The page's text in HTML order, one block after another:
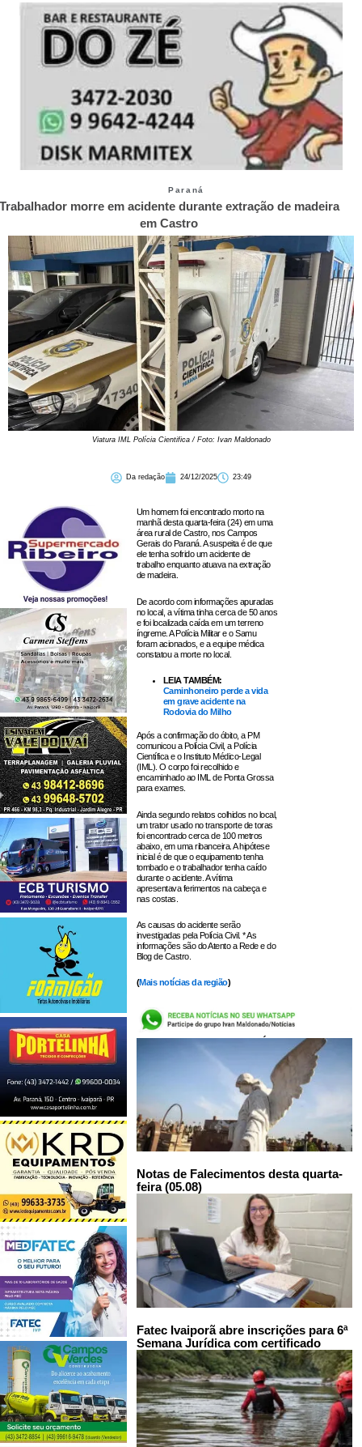
Paraná
morre em acidente durante extração de madeira
em Castro
Viatura IML Polícia Cientifica / Foto: Ivan Maldonado
Da redação 24/12/2025 23:49
Um homem foi encontrado morto na
manhã desta quarta-feira (24) em uma
área rural de Castro, nos Campos
Gerais do Paraná. A suspeita é de que
ele tenha sofrido um acidente de
trabalho enquanto atuava na extração
de madeira.
De acordo com informações apuradas
no local, a vítima tinha cerca de 50 anos
e foi localizada caída em um terreno
íngreme. A Polícia Militar e o Samu
foram acionados, e a equipe médica
constatou a morte no local.
LEIA TAMBÉM:
Caminhoneiro perde a vida
em grave acidente na
Rodovia do Milho
Após a confirmação do óbito, a PM
comunicou a Polícia Civil, a Polícia
Científica e o Instituto Médico-Legal
(IML). O corpo foi recolhido e
encaminhado ao IML de Ponta Grossa
para exames.
Ainda segundo relatos colhidos no local,
um trator usado no transporte de toras
foi encontrado cerca de 100 metros
abaixo, em uma ribanceira. A hipótese
inicial é de que o equipamento tenha
tombado e o trabalhador tenha caído
durante o acidente. A vítima
apresentava ferimentos na cabeça e
nas costas.
As causas do acidente serão
investigadas pela Polícia Civil. * As
informações são do Atento a Rede e do
Blog de Castro.
(Mais notícias da região)
LEIA TAMBÉM:
Notas de Falecimentos desta quarta-
feira (05.08)
Fatec Ivaiporã abre inscrições para 6ª
Semana Jurídica com certificado